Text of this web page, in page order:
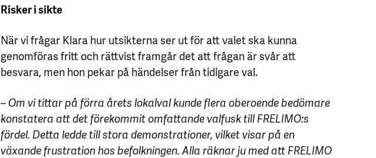
Risker i sikte
När vi frågar Klara hur utsikterna ser ut för att valet ska kunna
genomföras fritt och rättvist framgår det att frågan är svår att
besvara, men hon pekar på händelser från tidigare val.
– Om vi tittar på förra årets lokalval kunde flera oberoende bedömare
konstatera att det förekommit omfattande valfusk till FRELIMO:s
fördel. Detta ledde till stora demonstrationer, vilket visar på en
växande frustration hos befolkningen. Alla räknar ju med att FRELIMO